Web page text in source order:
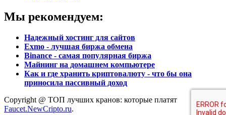
Мы рекомендуем:
Надежный хостинг для сайтов
Exmo - лучшая биржа обмена
Binance - самая популярная биржа
Майнинг на домашнем компьютере
Как и где хранить криптовалюту - что бы она
приносила пассивный доход
Copyright @ ТОП лучших кранов: которые платят
Faucet.NewCripto.ru.